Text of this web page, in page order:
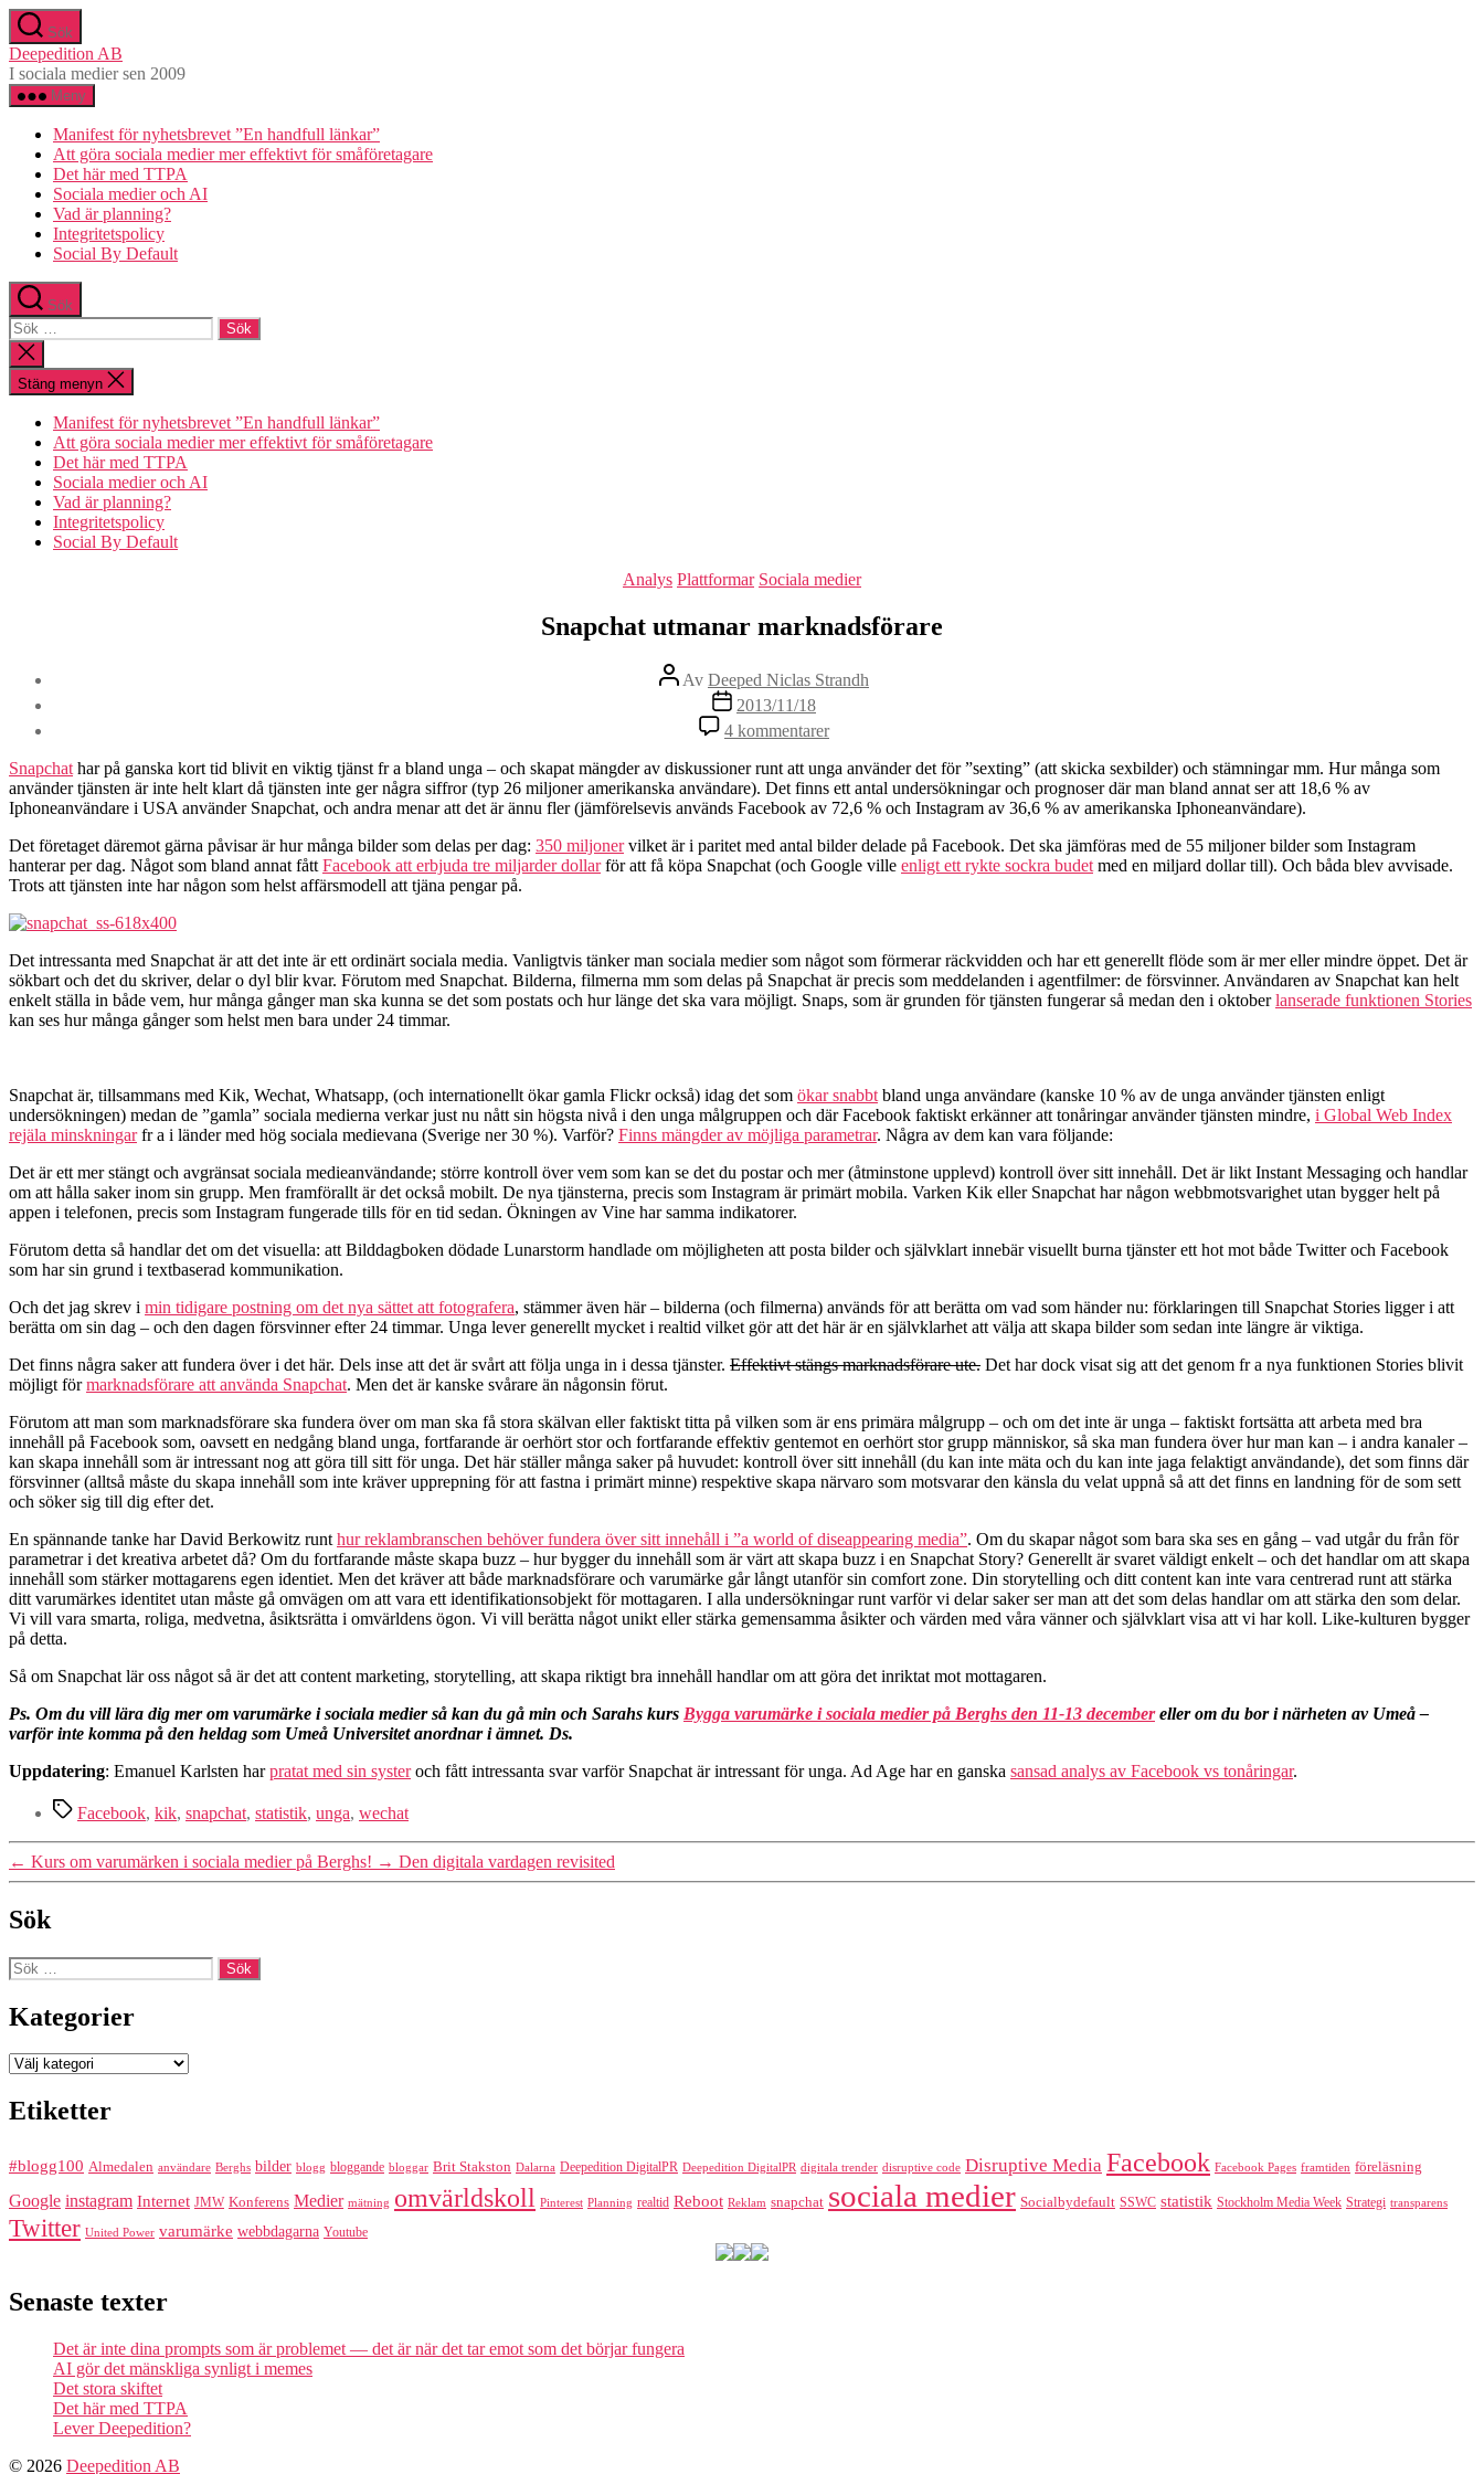
Hoppa
till
innehåll
Sök
Deepedition AB
I sociala medier sen 2009
Meny
Manifest för nyhetsbrevet ”En handfull länkar”
Att göra sociala medier mer effektivt för småföretagare
Det här med TTPA
Sociala medier och AI
Vad är planning?
Integritetspolicy
Social By Default
Sök
Sök
efter:
Stäng
sökningen
Stäng menyn
Manifest för nyhetsbrevet ”En handfull länkar”
Att göra sociala medier mer effektivt för småföretagare
Det här med TTPA
Sociala medier och AI
Vad är planning?
Integritetspolicy
Social By Default
Kategorier
Analys Plattformar Sociala medier
Snapchat utmanar marknadsförare
Inläggsförfattare
Av Deeped Niclas Strandh
Inläggsdatum
2013/11/18
4 kommentarertill
Snapchat
utmanar
marknadsförare
Snapchat har på ganska kort tid blivit en viktig tjänst fr a bland unga – och skapat mängder av diskussioner runt att unga använder det för ”sexting” (att skicka sexbilder) och stämningar mm. Hur många som
använder tjänsten är inte helt klart då tjänsten inte ger några siffror (typ 26 miljoner amerikanska användare). Det finns ett antal undersökningar och prognoser där man bland annat ser att 18,6 % av
Iphoneanvändare i USA använder Snapchat, och andra menar att det är ännu fler (jämförelsevis används Facebook av 72,6 % och Instagram av 36,6 % av amerikanska Iphoneanvändare).
Det företaget däremot gärna påvisar är hur många bilder som delas per dag: 350 miljonervilket är i paritet med antal bilder delade på Facebook. Det ska jämföras med de 55 miljoner bilder som Instagram
hanterar per dag. Något som bland annat fått Facebook att erbjuda tre miljarder dollarför att få köpa Snapchat (och Google ville enligt ett rykte sockra budet med en miljard dollar till). Och båda blev avvisade.
Trots att tjänsten inte har någon som helst affärsmodell att tjäna pengar på.
Det intressanta med Snapchat är att det inte är ett ordinärt sociala media. Vanligtvis tänker man sociala medier som något som förmerar räckvidden och har ett generellt flöde som är mer eller mindre öppet. Det är
sökbart och det du skriver, delar o dyl blir kvar. Förutom med Snapchat. Bilderna, filmerna mm som delas på Snapchat är precis som meddelanden i agentfilmer: de försvinner. Användaren av Snapchat kan helt
enkelt ställa in både vem, hur många gånger man ska kunna se det som postats och hur länge det ska vara möjligt. Snaps, som är grunden för tjänsten fungerar så medan den i oktoberlanserade funktionen Stories
kan ses hur många gånger som helst men bara under 24 timmar.
Snapchat är, tillsammans med Kik, Wechat, Whatsapp, (och internationellt ökar gamla Flickr också) idag det som ökar snabbt bland unga användare (kanske 10 % av de unga använder tjänsten enligt
undersökningen) medan de ”gamla” sociala medierna verkar just nu nått sin högsta nivå i den unga målgruppen och där Facebook faktiskt erkänner att tonåringar använder tjänsten mindre, i Global Web Index
rejäla minskningarfr a i länder med hög sociala medievana (Sverige ner 30 %). Varför? Finns mängder av möjliga parametrar. Några av dem kan vara följande:
Det är ett mer stängt och avgränsat sociala medieanvändande; större kontroll över vem som kan se det du postar och mer (åtminstone upplevd) kontroll över sitt innehåll. Det är likt Instant Messaging och handlar
om att hålla saker inom sin grupp. Men framförallt är det också mobilt. De nya tjänsterna, precis som Instagram är primärt mobila. Varken Kik eller Snapchat har någon webbmotsvarighet utan bygger helt på
appen i telefonen, precis som Instagram fungerade tills för en tid sedan. Ökningen av Vine har samma indikatorer.
Förutom detta så handlar det om det visuella: att Bilddagboken dödade Lunarstorm handlade om möjligheten att posta bilder och självklart innebär visuellt burna tjänster ett hot mot både Twitter och Facebook
som har sin grund i textbaserad kommunikation.
Och det jag skrev i min tidigare postning om det nya sättet att fotografera, stämmer även här – bilderna (och filmerna) används för att berätta om vad som händer nu: förklaringen till Snapchat Stories ligger i att
berätta om sin dag – och den dagen försvinner efter 24 timmar. Unga lever generellt mycket i realtid vilket gör att det här är en självklarhet att välja att skapa bilder som sedan inte längre är viktiga.
Det finns några saker att fundera över i det här. Dels inse att det är svårt att följa unga in i dessa tjänster. Effektivt stängs marknadsförare ute. Det har dock visat sig att det genom fr a nya funktionen Stories blivit
möjligt förmarknadsförare att använda Snapchat. Men det är kanske svårare än någonsin förut.
Förutom att man som marknadsförare ska fundera över om man ska få stora skälvan eller faktiskt titta på vilken som är ens primära målgrupp – och om det inte är unga – faktiskt fortsätta att arbeta med bra
innehåll på Facebook som, oavsett en nedgång bland unga, fortfarande är oerhört stor och fortfarande effektiv gentemot en oerhört stor grupp människor, så ska man fundera över hur man kan – i andra kanaler –
kan skapa innehåll som är intressant nog att göra till sitt för unga. Det här ställer många saker på huvudet: kontroll över sitt innehåll (du kan inte mäta och du kan inte jaga felaktigt användande), det som finns där
försvinner (alltså måste du skapa innehåll som inte kräver upprepning för att fastna i primärt minne) respektive skapa närvaro som motsvarar den känsla du velat uppnå så att det finns en landning för de som sett
och söker sig till dig efter det.
En spännande tanke har David Berkowitz runt hur reklambranschen behöver fundera över sitt innehåll i ”a world of diseappearing media”. Om du skapar något som bara ska ses en gång – vad utgår du från för
parametrar i det kreativa arbetet då? Om du fortfarande måste skapa buzz – hur bygger du innehåll som är värt att skapa buzz i en Snapchat Story? Generellt är svaret väldigt enkelt – och det handlar om att skapa
innehåll som stärker mottagarens egen identiet. Men det kräver att både marknadsförare och varumärke går långt utanför sin comfort zone. Din storytelling och ditt content kan inte vara centrerad runt att stärka
ditt varumärkes identitet utan måste gå omvägen om att vara ett identifikationsobjekt för mottagaren. I alla undersökningar runt varför vi delar saker ser man att det som delas handlar om att stärka den som delar.
Vi vill vara smarta, roliga, medvetna, åsiktsrätta i omvärldens ögon. Vi vill berätta något unikt eller stärka gemensamma åsikter och värden med våra vänner och självklart visa att vi har koll. Like-kulturen bygger
på detta.
Så om Snapchat lär oss något så är det att content marketing, storytelling, att skapa riktigt bra innehåll handlar om att göra det inriktat mot mottagaren.
Ps. Om du vill lära dig mer om varumärke i sociala medier så kan du gå min och Sarahs kurs Bygga varumärke i sociala medier på Berghs den 11-13 decembereller om du bor i närheten av Umeå –
varför inte komma på den heldag som Umeå Universitet anordnar i ämnet. Ds.
Uppdatering: Emanuel Karlsten harpratat med sin systeroch fått intressanta svar varför Snapchat är intressant för unga. Ad Age har en ganska sansad analys av Facebook vs tonåringar.
Etiketter
Facebook, kik, snapchat, statistik, unga, wechat
← Kurs om varumärken i sociala medier på Berghs! → Den digitala vardagen revisited
Sök
Sök
efter:
Kategorier
Kategorier
Etiketter
#blogg100 Almedalen användare Berghs bilder blogg bloggande bloggar Brit Stakston Dalarna Deepedition DigitalPR Deepedition DigitalPR digitala trender disruptive code Disruptive Media Facebook Facebook Pages framtiden föreläsning
Google instagram Internet JMW Konferens Medier mätning omvärldskoll Pinterest Planning realtid Reboot Reklam snapchat sociala medier Socialbydefault SSWC statistik Stockholm Media Week Strategi transparens
Twitter United Power varumärke webbdagarna Youtube
Senaste texter
Det är inte dina prompts som är problemet — det är när det tar emot som det börjar fungera
AI gör det mänskliga synligt i memes
Det stora skiftet
Det här med TTPA
Lever Deepedition?
© 2026 Deepedition AB